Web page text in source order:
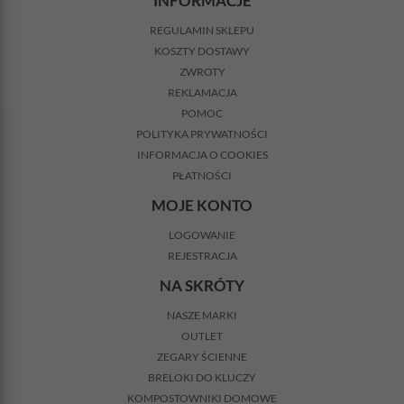
REGULAMIN SKLEPU
KOSZTY DOSTAWY
ZWROTY
REKLAMACJA
POMOC
POLITYKA PRYWATNOŚCI
INFORMACJA O COOKIES
PŁATNOŚCI
MOJE KONTO
LOGOWANIE
REJESTRACJA
NA SKRÓTY
NASZE MARKI
OUTLET
ZEGARY ŚCIENNE
BRELOKI DO KLUCZY
KOMPOSTOWNIKI DOMOWE